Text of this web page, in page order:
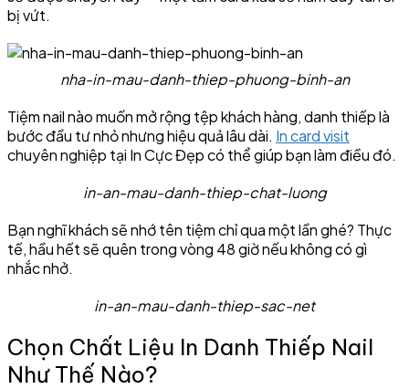
bị vứt.
nha-in-mau-danh-thiep-phuong-binh-an
Tiệm nail nào muốn mở rộng tệp khách hàng, danh thiếp là
bước đầu tư nhỏ nhưng hiệu quả lâu dài. In card visit
chuyên nghiệp tại In Cực Đẹp có thể giúp bạn làm điều đó.
in-an-mau-danh-thiep-chat-luong
Bạn nghĩ khách sẽ nhớ tên tiệm chỉ qua một lần ghé? Thực
tế, hầu hết sẽ quên trong vòng 48 giờ nếu không có gì
nhắc nhở.
in-an-mau-danh-thiep-sac-net
Chọn Chất Liệu In Danh Thiếp Nail
Như Thế Nào?